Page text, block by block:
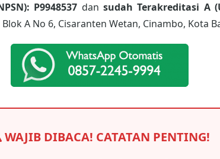
P9948537 dansudah Terakreditasi A
A No 6, Cisaranten Wetan, Cinambo, Kota
WAJIB DIBACA! CATATAN PENTING!